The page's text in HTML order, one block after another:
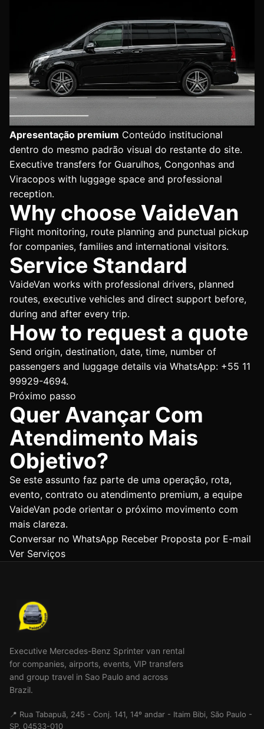
Apresentação premium Conteúdo institucional
dentro do mesmo padrão visual do restante do site.
Executive transfers for Guarulhos, Congonhas and
Viracopos with luggage space and professional
reception.
Why choose VaideVan
Flight monitoring, route planning and punctual pickup
for companies, families and international visitors.
Service Standard
VaideVan works with professional drivers, planned
routes, executive vehicles and direct support before,
during and after every trip.
How to request a quote
Send origin, destination, date, time, number of
passengers and luggage details via WhatsApp: +55 11
99929-4694.
Próximo passo
Quer Avançar Com
Atendimento Mais
Objetivo?
Se este assunto faz parte de uma operação, rota,
evento, contrato ou atendimento premium, a equipe
VaideVan pode orientar o próximo movimento com
mais clareza.
Conversar no WhatsApp Receber Proposta por E-mail
Ver Serviços
Executive Mercedes-Benz Sprinter van rental
for companies, airports, events, VIP transfers
and group travel in Sao Paulo and across
Brazil.
📍 Rua Tabapuã, 245 - Conj. 141, 14º andar - Itaim Bibi, São Paulo -
SP, 04533-010